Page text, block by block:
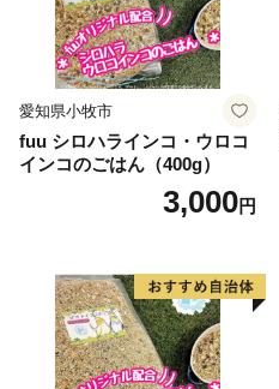
愛知県小牧市
fuu シロハラインコ・ウロコ
インコのごはん（400g）
3,000円